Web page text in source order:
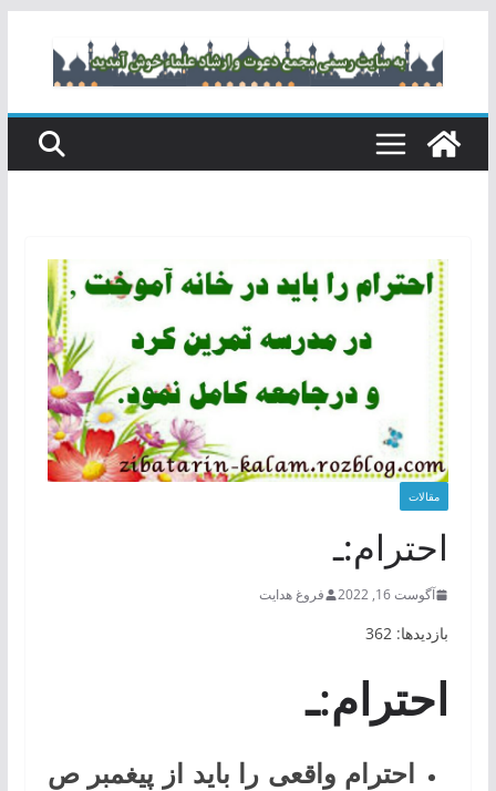
مقالات
احترام:ـ
آگوست 16, 2022 فروغ هدایت
بازدیدها: 362
احترام:ـ
احترام واقعی را باید از پیغمبر ص